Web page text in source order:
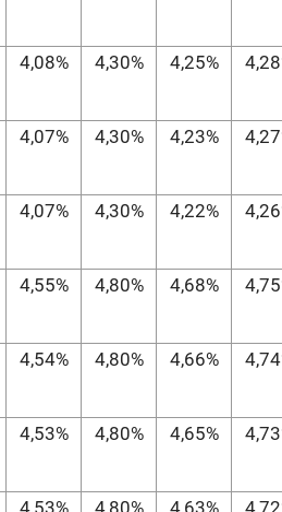
4,08% 4,30% 4,25%
4,07% 4,30% 4,23%
4,07% 4,30% 4,22%
4,55% 4,80% 4,68%
4,54% 4,80% 4,66%
4,53% 4,80% 4,65%
4,53% 4,80% 4,63%